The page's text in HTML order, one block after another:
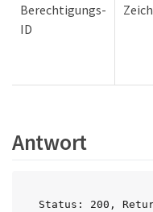
Berechtigungs-
ID
Antwort
Status: 200,